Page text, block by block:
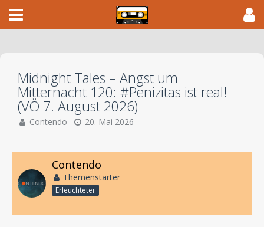
Midnight Tales – Angst um
Mitternacht 120: #Penizitas ist real!
(VÖ 7. August 2026)
Contendo 20. Mai 2026
Contendo
Themenstarter
Erleuchteter